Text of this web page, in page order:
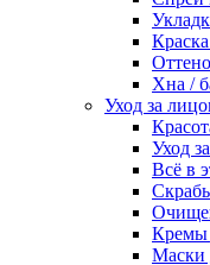
Хна /
Уход за
Уход
Всё в
Кремы
Маски